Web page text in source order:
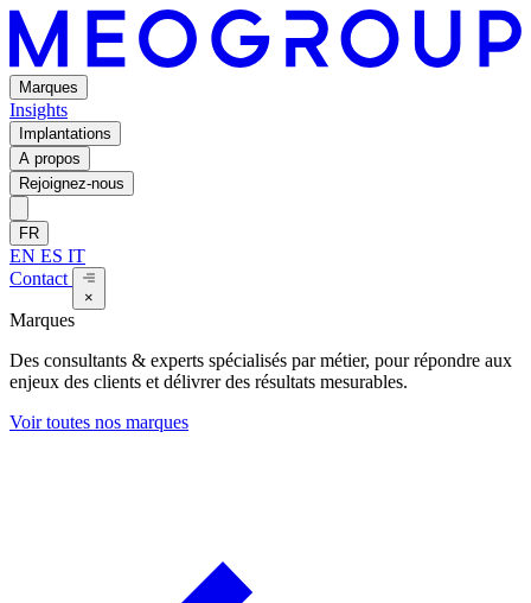
Marques
Insights
Implantations
A propos
Rejoignez-nous
FR
EN ES IT
Contact
×
Marques
Des consultants & experts spécialisés par métier, pour répondre aux
enjeux des clients et délivrer des résultats mesurables.
Voir toutes nos marques